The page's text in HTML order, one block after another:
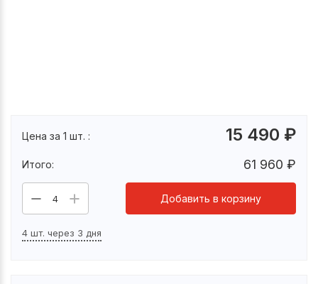
Цена за 1 шт. : 15 490 ₽
Итого: 61 960 ₽
4 Добавить в корзину
4 шт. через 3 дня